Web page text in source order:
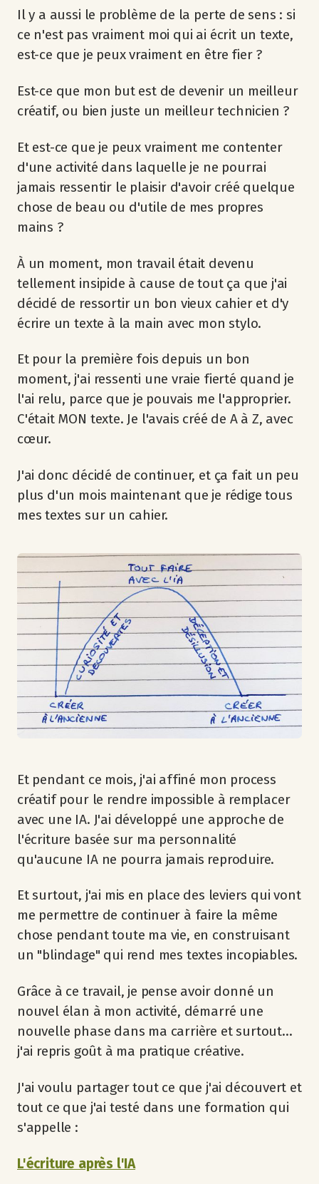
Il y a aussi le problème de la perte de sens : si
ce n'est pas vraiment moi qui ai écrit un texte,
est-ce que je peux vraiment en être fier ?
Est-ce que mon but est de devenir un meilleur
créatif, ou bien juste un meilleur technicien ?
Et est-ce que je peux vraiment me contenter
d'une activité dans laquelle je ne pourrai
jamais ressentir le plaisir d'avoir créé quelque
chose de beau ou d'utile de mes propres
mains ?
À un moment, mon travail était devenu
tellement insipide à cause de tout ça que j'ai
décidé de ressortir un bon vieux cahier et d'y
écrire un texte à la main avec mon stylo.
Et pour la première fois depuis un bon
moment, j'ai ressenti une vraie fierté quand je
l'ai relu, parce que je pouvais me l'approprier.
C'était MON texte. Je l'avais créé de A à Z, avec
cœur.
J'ai donc décidé de continuer, et ça fait un peu
plus d'un mois maintenant que je rédige tous
mes textes sur un cahier.
Et pendant ce mois, j'ai affiné mon process
créatif pour le rendre impossible à remplacer
avec une IA. J'ai développé une approche de
l'écriture basée sur ma personnalité
qu'aucune IA ne pourra jamais reproduire.
Et surtout, j'ai mis en place des leviers qui vont
me permettre de continuer à faire la même
chose pendant toute ma vie, en construisant
un "blindage" qui rend mes textes incopiables.
Grâce à ce travail, je pense avoir donné un
nouvel élan à mon activité, démarré une
nouvelle phase dans ma carrière et surtout...
j'ai repris goût à ma pratique créative.
J'ai voulu partager tout ce que j'ai découvert et
tout ce que j'ai testé dans une formation qui
s'appelle :
L'écriture après l'IA